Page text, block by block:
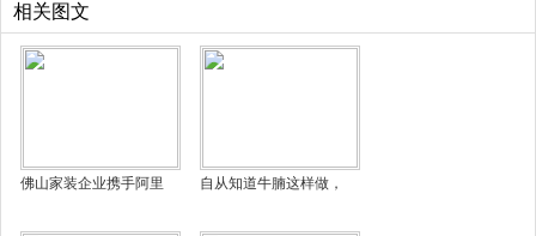
相关图文
佛山家装企业携手阿里 自从知道牛腩这样做，